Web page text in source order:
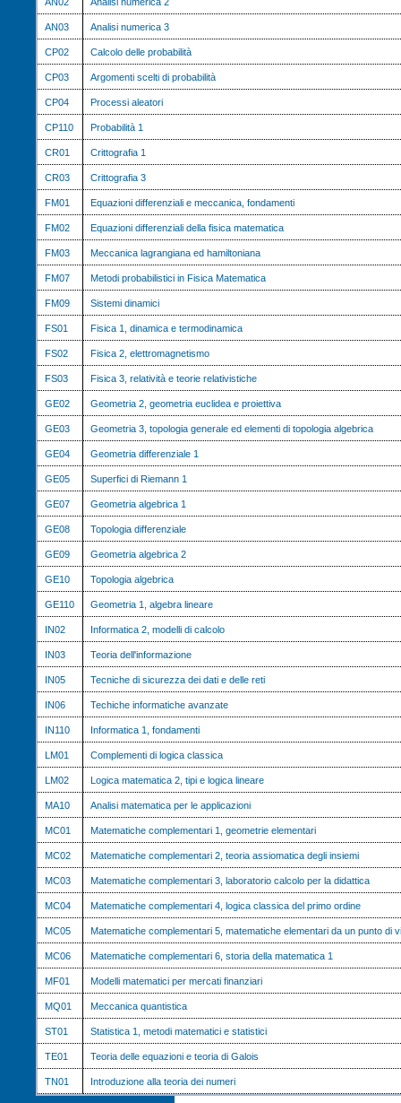
AN03 Analisi numerica 3
CP02 Calcolo delle probabilità
CP03 Argomenti scelti di probabilità
CP04 Processi aleatori
CP110 Probabilità 1
CR01 Crittografia 1
CR03 Crittografia 3
FM01 Equazioni differenziali e meccanica, fondamenti
FM02 Equazioni differenziali della fisica matematica
FM03 Meccanica lagrangiana ed hamiltoniana
FM07 Metodi probabilistici in Fisica Matematica
FM09 Sistemi dinamici
FS01 Fisica 1, dinamica e termodinamica
FS02 Fisica 2, elettromagnetismo
FS03 Fisica 3, relatività e teorie relativistiche
GE02 Geometria 2, geometria euclidea e proiettiva
GE03 Geometria 3, topologia generale ed elementi di topologia algebrica
GE04 Geometria differenziale 1
GE05 Superfici di Riemann 1
GE07 Geometria algebrica 1
GE08 Topologia differenziale
GE09 Geometria algebrica 2
GE10 Topologia algebrica
GE110 Geometria 1, algebra lineare
IN02 Informatica 2, modelli di calcolo
IN03 Teoria dell'informazione
IN05 Tecniche di sicurezza dei dati e delle reti
IN06 Techiche informatiche avanzate
IN110 Informatica 1, fondamenti
LM01 Complementi di logica classica
LM02 Logica matematica 2, tipi e logica lineare
MA10 Analisi matematica per le applicazioni
MC01 Matematiche complementari 1, geometrie elementari
MC02 Matematiche complementari 2, teoria assiomatica degli insiemi
MC03 Matematiche complementari 3, laboratorio calcolo per la didattica
MC04 Matematiche complementari 4, logica classica del primo ordine
MC05 Matematiche complementari 5, matematiche elementari da un punto di
MC06 Matematiche complementari 6, storia della matematica 1
MF01 Modelli matematici per mercati finanziari
MQ01 Meccanica quantistica
ST01 Statistica 1, metodi matematici e statistici
TE01 Teoria delle equazioni e teoria di Galois
TN01 Introduzione alla teoria dei numeri